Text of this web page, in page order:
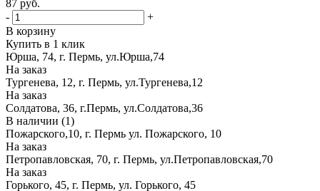
87 руб.
-
+
В корзину
Купить в 1 клик
Юрша, 74, г. Пермь, ул.Юрша,74
На заказ
Тургенева, 12, г. Пермь, ул.Тургенева,12
На заказ
Солдатова, 36, г.Пермь, ул.Солдатова,36
В наличии (1)
Пожарского,10, г. Пермь ул. Пожарского, 10
На заказ
Петропавловская, 70, г. Пермь, ул.Петропавловская,70
На заказ
Горького, 45, г. Пермь, ул. Горького, 45